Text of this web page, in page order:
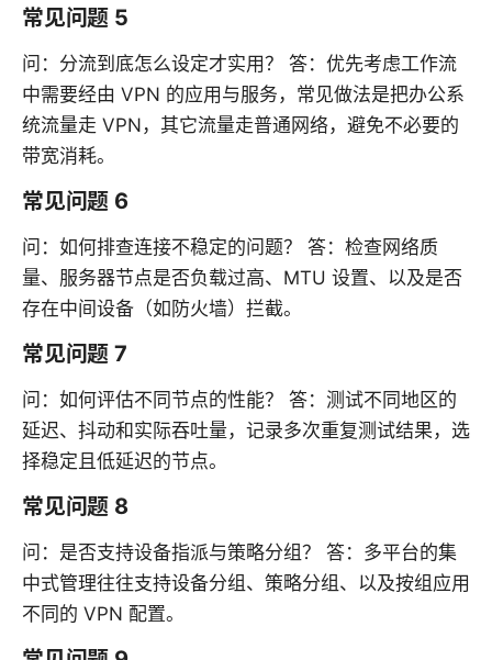
常见问题 5
问：分流到底怎么设定才实用？ 答：优先考虑工作流
中需要经由 VPN 的应用与服务，常见做法是把办公系
统流量走 VPN，其它流量走普通网络，避免不必要的
带宽消耗。
常见问题 6
问：如何排查连接不稳定的问题？ 答：检查网络质
量、服务器节点是否负载过高、MTU 设置、以及是否
存在中间设备（如防火墙）拦截。
常见问题 7
问：如何评估不同节点的性能？ 答：测试不同地区的
延迟、抖动和实际吞吐量，记录多次重复测试结果，选
择稳定且低延迟的节点。
常见问题 8
问：是否支持设备指派与策略分组？ 答：多平台的集
中式管理往往支持设备分组、策略分组、以及按组应用
不同的 VPN 配置。